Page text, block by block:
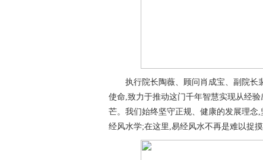
执行院长陶薇、顾问肖成宝、副院
使命,致力于推动这门千年智慧实现从经
芒。我们始终坚守正规、健康的发展理
经风水学;在这里,易经风水不再是难以捉